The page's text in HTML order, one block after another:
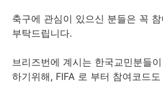
축구에 관심이 있으신 분들은 꼭
부탁드립니다.
브리즈번에 계시는 한국교민분들
하기위해, FIFA 로 부터 참여코드